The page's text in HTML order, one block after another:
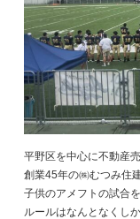
平野区を中心に不動産
創業45年の㈱むつみ住
子供のアメフトの試合
ルールはなんとなくし